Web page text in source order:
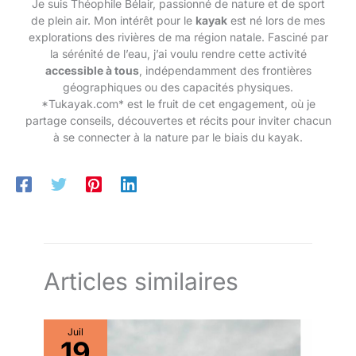
risque d’entorses ou de chutes,
idéal pour les enfants. Design
respirant et confortable: Avec
une botte souple, un revêtement
respirant et un rembourrage
supplémentaire, ces patins à
roulettes maintiennent les pieds
frais, secs et confortables,
même lors de longues séances
de patinage. La coupe
ergonomique réduit les points
de pression et permet un
Confortable et favorable, pas besoin de nouer les lacets.
【Matériau Confortable et Robuste】-Il peut tenir correctement
les pieds de l'enfant, fournir un bon équilibre et un meilleur
contrôle lors du patinage. C'est le meilleur cadeau surprise
pour les enfants ou les amis pour les anniversaires et les
Je suis Théophile Bélair, passionné de nature et de sport
de plein air. Mon intérêt pour le kayak est né lors de mes
explorations des rivières de ma région natale. Fasciné par
la sérénité de l’eau, j’ai voulu rendre cette activité
accessible à tous, indépendamment des frontières
géographiques ou des capacités physiques.
*Tukayak.com* est le fruit de cet engagement, où je
partage conseils, découvertes et récits pour inviter chacun
à se connecter à la nature par le biais du kayak.
Articles similaires
Juil